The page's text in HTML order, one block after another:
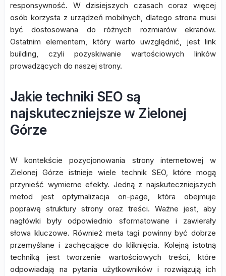
responsywność. W dzisiejszych czasach coraz więcej
osób korzysta z urządzeń mobilnych, dlatego strona musi
być dostosowana do różnych rozmiarów ekranów.
Ostatnim elementem, który warto uwzględnić, jest link
building, czyli pozyskiwanie wartościowych linków
prowadzących do naszej strony.
Jakie techniki SEO są
najskuteczniejsze w Zielonej
Górze
W kontekście pozycjonowania strony internetowej w
Zielonej Górze istnieje wiele technik SEO, które mogą
przynieść wymierne efekty. Jedną z najskuteczniejszych
metod jest optymalizacja on-page, która obejmuje
poprawę struktury strony oraz treści. Ważne jest, aby
nagłówki były odpowiednio sformatowane i zawierały
słowa kluczowe. Również meta tagi powinny być dobrze
przemyślane i zachęcające do kliknięcia. Kolejną istotną
techniką jest tworzenie wartościowych treści, które
odpowiadają na pytania użytkowników i rozwiązują ich